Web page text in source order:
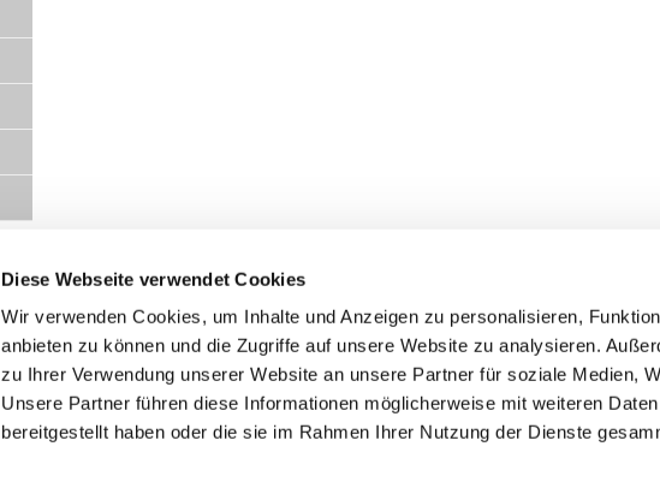
Diese Webseite verwendet Cookies
Wir verwenden Cookies, um Inhalte und Anzeigen zu personalisieren,
anbieten zu können und die Zugriffe auf unsere Website zu analysieren.
zu Ihrer Verwendung unserer Website an unsere Partner für soziale Medien,
Unsere Partner führen diese Informationen möglicherweise mit weiteren
bereitgestellt haben oder die sie im Rahmen Ihrer Nutzung der Dienste
Unternehmen
Über uns
Service
Downloads
Kontakt
Tel.: (+43) 07221 63430